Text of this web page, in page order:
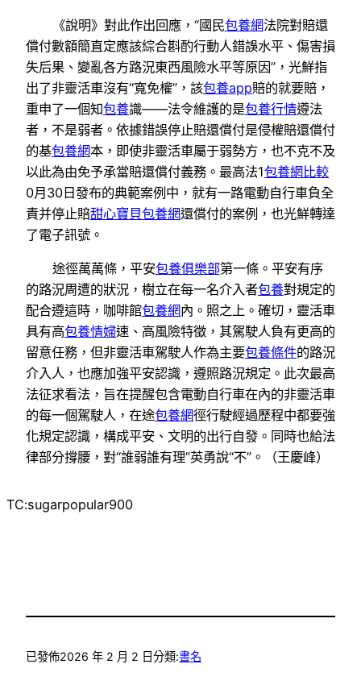
《說明》對此作出回應，“國民包養網法院對賠還
償付數額簡直定應該綜合斟酌行動人錯誤水平、傷害損
失后果、變亂各方路況東西風險水平等原因”，光鮮指
出了非靈活車沒有“寬免權”，該包養app賠的就要賠，
重申了一個知包養識——法令維護的是包養行情遵法
者，不是弱者。依據錯誤停止賠還償付是侵權賠還償付
的基包養網本，即使非靈活車屬于弱勢方，也不克不及
以此為由免予承當賠還償付義務。最高法1包養網比較
0月30日發布的典範案例中，就有一路電動自行車負全
責并停止賠甜心寶貝包養網還償付的案例，也光鮮轉達
了電子訊號。
途徑萬萬條，平安包養俱樂部第一條。平安有序
的路況周遭的狀況，樹立在每一名介入者包養對規定的
配合遵這時，咖啡館包養網內。照之上。確切，靈活車
具有高包養情婦速、高風險特徵，其駕駛人負有更高的
留意任務，但非靈活車駕駛人作為主要包養條件的路況
介入人，也應加強平安認識，遵照路況規定。此次最高
法征求看法，旨在提醒包含電動自行車在內的非靈活車
的每一個駕駛人，在途包養網徑行駛經過歷程中都要強
化規定認識，構成平安、文明的出行自發。同時也給法
律部分撐腰，對“誰弱誰有理”英勇說“不”。
（王慶峰）
TC:sugarpopular900
已發佈2026 年 2 月 2 日分類:書名